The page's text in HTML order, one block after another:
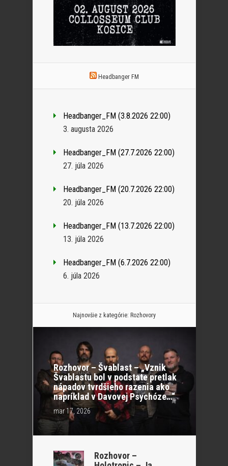
Headbanger FM
Headbanger_FM (3.8.2026 22:00)
3. augusta 2026
Headbanger_FM (27.7.2026 22:00)
27. júla 2026
Headbanger_FM (20.7.2026 22:00)
20. júla 2026
Headbanger_FM (13.7.2026 22:00)
13. júla 2026
Headbanger_FM (6.7.2026 22:00)
6. júla 2026
Najnovšie z kategórie: Rozhovory
Rozhovor – Švablast – „Vznik
Švablastu bol v podstate pretlak
nápadov tvrdšieho razenia ako
napríklad v Davovej Psychóze…“
mar 17, 2026
Rozhovor –